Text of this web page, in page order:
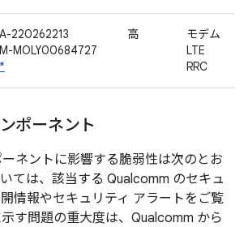
A-220262213
M-MOLY00684727
*
高
モデム
LTE
RRC
ポーネント
ネントに影響する脆弱性は次のとお
ては、該当する Qualcomm のセキュ
情報やセキュリティ アラートをご覧
す問題の重大度は、Qualcomm から